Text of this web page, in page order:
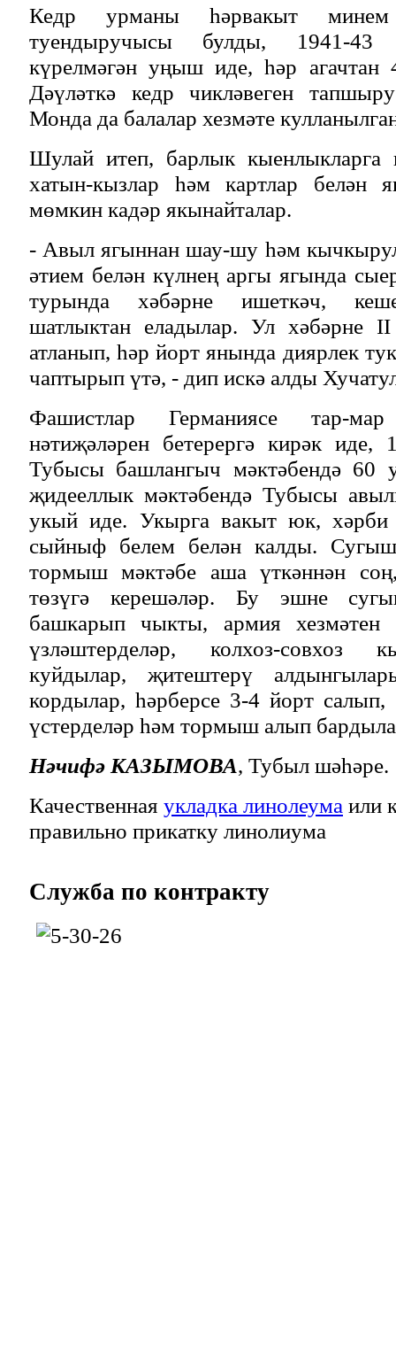
Кедр урманы һәрвакыт
туендыручысы булды, 1941-43
күрелмәгән уңыш иде, һәр
Дәүләткә кедр чикләвеген
Монда да балалар хезмәте
Шулай итеп, барлык кыенлыкларга
хатын-кызлар һәм картлар белән
мөмкин кадәр якынайталар.
- Авыл ягыннан шау-шу һәм
әтием белән күлнең аргы ягында
турында хәбәрне ишеткәч,
шатлыктан еладылар. Ул хәбәрне
атланып, һәр йорт янында диярлек
чаптырып үтә, - дип искә алды
Фашистлар Германиясе тар-
нәтиҗәләрен бетерергә кирәк иде,
Тубысы башлангыч мәктәбендә 60
җидееллык мәктәбендә Тубысы
укый иде. Укырга вакыт юк,
сыйныф белем белән калды.
тормыш мәктәбе аша үткәннән
төзүгә керешәләр. Бу эшне
башкарып чыкты, армия хезмәтен
үзләштерделәр, колхоз-совхоз
куйдылар, җитештерү
кордылар, һәрберсе 3-4 йорт салып,
үстерделәр һәм тормыш алып
Нәчифә КАЗЫМОВА, Тубыл шәһәре.
Качественная укладка линолеума или
правильно прикатку линолиума
Служба по контракту